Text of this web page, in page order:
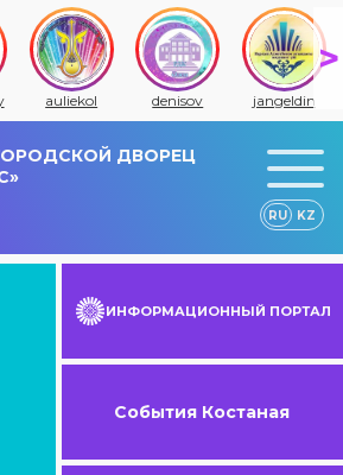
auliekol denisov jangeldin
ДВОРЕЦ
RU KZ
ИНФОРМАЦИОННЫЙ ПОРТАЛ
События Костаная